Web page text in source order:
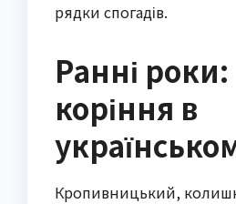
рядки спогадів.
Ранні роки:
коріння в
Кропивницький,